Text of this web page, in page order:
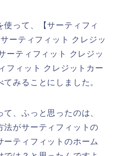
使って、【サーティフィ
ーティフィット クレジッ
ーティフィット クレジッ
フィット クレジットカー
みることにしました。
、ふっと思ったのは、
法がサーティフィットの
ーティフィットのホーム